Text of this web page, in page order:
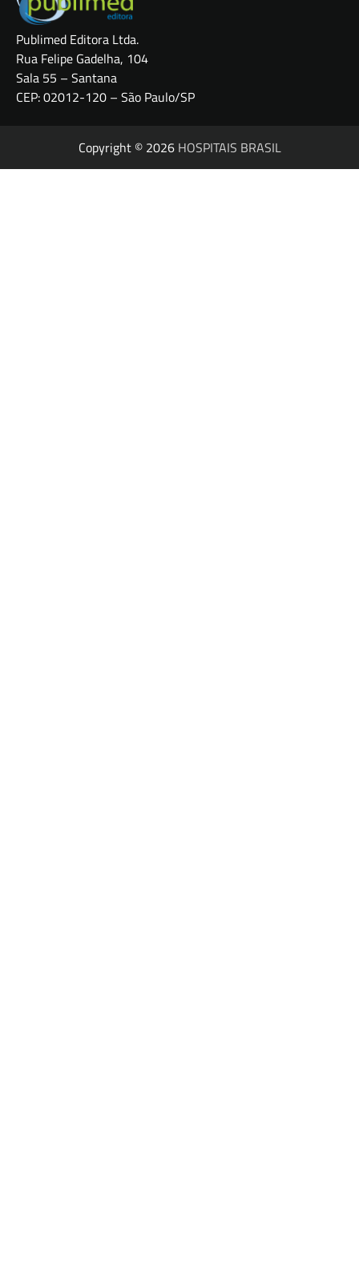
Publimed Editora Ltda.
Rua Felipe Gadelha, 104
Sala 55 – Santana
CEP: 02012-120 – São Paulo/SP
Copyright © 2026 HOSPITAIS BRASIL